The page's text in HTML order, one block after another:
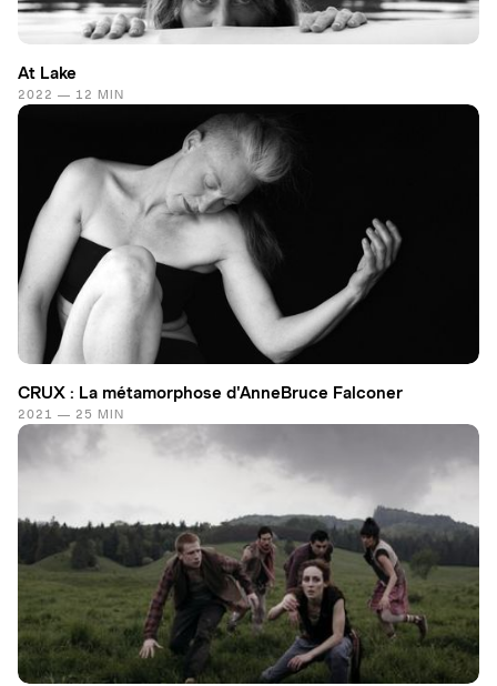
At Lake
2022 — 12 MIN
CRUX : La métamorphose d'AnneBruce Falconer
2021 — 25 MIN